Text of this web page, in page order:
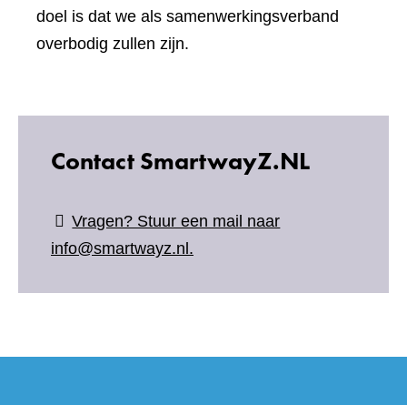
doel is dat we als samenwerkingsverband
overbodig zullen zijn.
Contact SmartwayZ.NL
Vragen? Stuur een mail naar
info@smartwayz.nl.